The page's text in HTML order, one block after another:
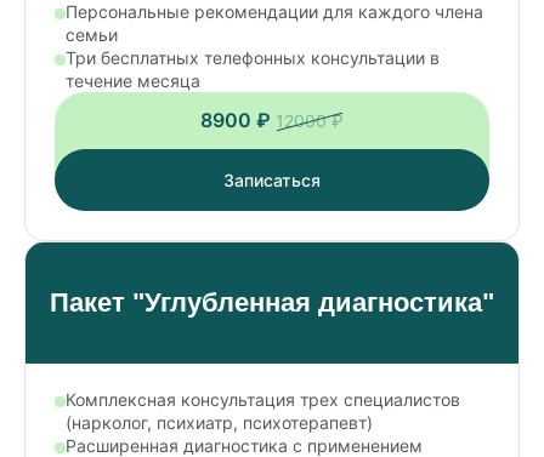
Персональные рекомендации для каждого члена
семьи
Три бесплатных телефонных консультации в
течение месяца
8900 ₽ 12000 ₽
Записаться
Пакет "Углубленная диагностика"
Комплексная консультация трех специалистов
(нарколог, психиатр, психотерапевт)
Расширенная диагностика с применением